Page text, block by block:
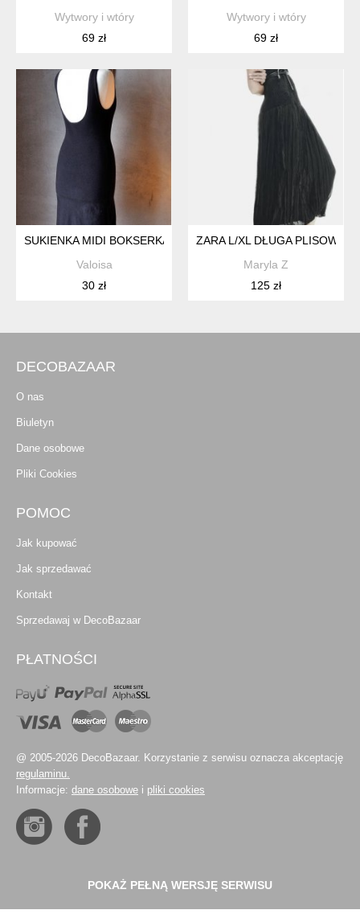
Wytwory i wtóry
69 zł
Wytwory i wtóry
69 zł
SUKIENKA MIDI BOKSERKA DEKOLT NA PLECACH XS S
Valoisa
30 zł
ZARA L/XL DŁUGA
Maryla Z
125 zł
DECOBAZAAR
O nas
Biuletyn
Dane osobowe
Pliki Cookies
POMOC
Jak kupować
Jak sprzedawać
Kontakt
Sprzedawaj w DecoBazaar
PŁATNOŚCI
@ 2005-2026 DecoBazaar. Korzystanie z serwisu oznacza akceptację
regulaminu.
Informacje: dane osobowe i pliki cookies
POKAŻ PEŁNĄ WERSJĘ SERWISU